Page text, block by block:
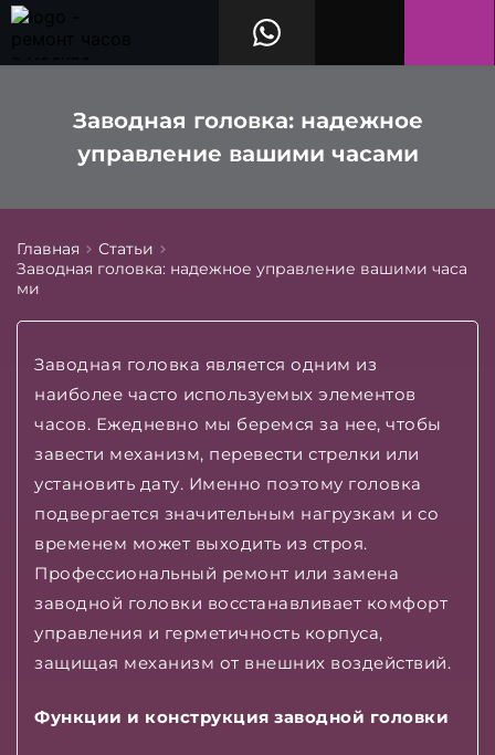
Заводная головка: надежное
управление вашими часами
Главная
Статьи
Заводная головка: надежное управление вашими часа
ми
Заводная головка является одним из
наиболее часто используемых элементов
часов. Ежедневно мы беремся за нее, чтобы
завести механизм, перевести стрелки или
установить дату. Именно поэтому головка
подвергается значительным нагрузкам и со
временем может выходить из строя.
Профессиональный ремонт или замена
заводной головки восстанавливает комфорт
управления и герметичность корпуса,
защищая механизм от внешних воздействий.
Функции и конструкция заводной головки